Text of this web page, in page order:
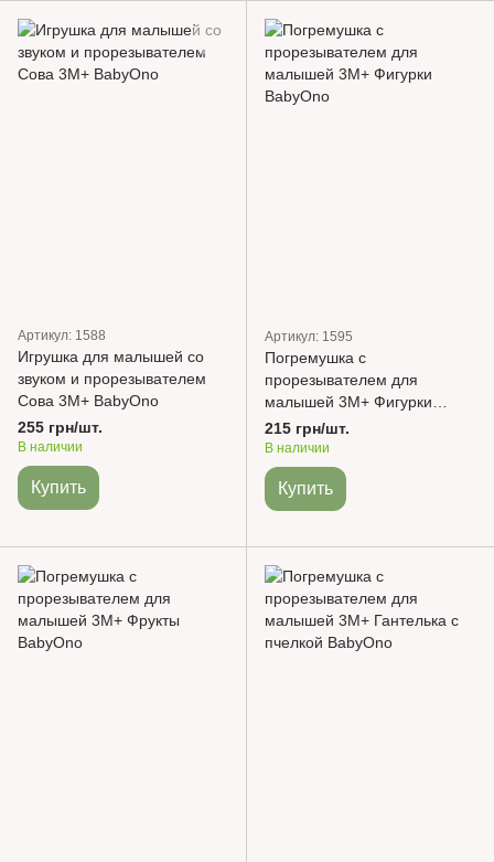
Артикул: 1588
Игрушка для малышей со
звуком и прорезывателем
Сова 3М+ BabyOno
255 грн/шт.
В наличии
Купить
Артикул: 1595
Погремушка с
прорезывателем для
малышей 3М+ Фигурки
BabyOno
215 грн/шт.
В наличии
Купить